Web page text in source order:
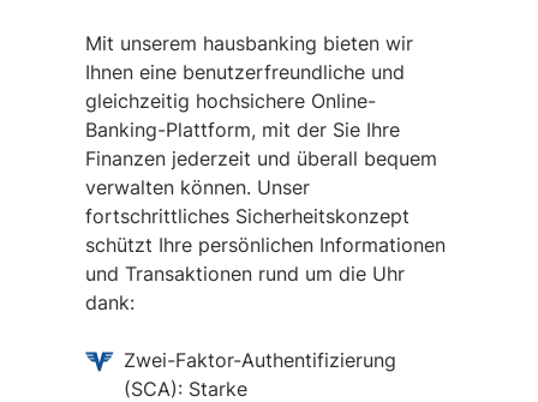
Mit unserem hausbanking bieten wir
Ihnen eine benutzerfreundliche und
gleichzeitig hochsichere Online-
Banking-Plattform, mit der Sie Ihre
Finanzen jederzeit und überall bequem
verwalten können. Unser
fortschrittliches Sicherheitskonzept
schützt Ihre persönlichen Informationen
und Transaktionen rund um die Uhr
dank:
Zwei-Faktor-Authentifizierung
(SCA): Starke